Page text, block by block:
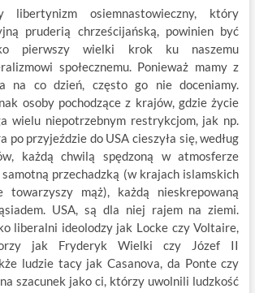
libertynizm osiemnastowieczny, który
pruderią chrześcijańską, powinien być
pierwszy wielki krok ku naszemu
społecznemu. Ponieważ mamy z
na co dzień, często go nie doceniamy.
osoby pochodzące z krajów, gdzie życie
wielu niepotrzebnym restrykcjom, jak np.
po przyjeździe do USA cieszyła się, według
każdą chwilą spędzoną w atmosferze
przechadzką (w krajach islamskich
towarzyszy mąż), każdą nieskrepowaną
USA, są dla niej rajem na ziemi.
liberalni ideolodzy jak Locke czy Voltaire,
jak Fryderyk Wielki czy Józef II
ludzie tacy jak Casanova, da Ponte czy
szacunek jako ci, którzy uwolnili ludzkość